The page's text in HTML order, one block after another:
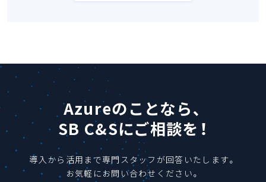
Azureのことなら、
SB C&Sにご相談を！
導入から活用まで専門スタッフが回答いたします。
お気軽にお問い合わせください。